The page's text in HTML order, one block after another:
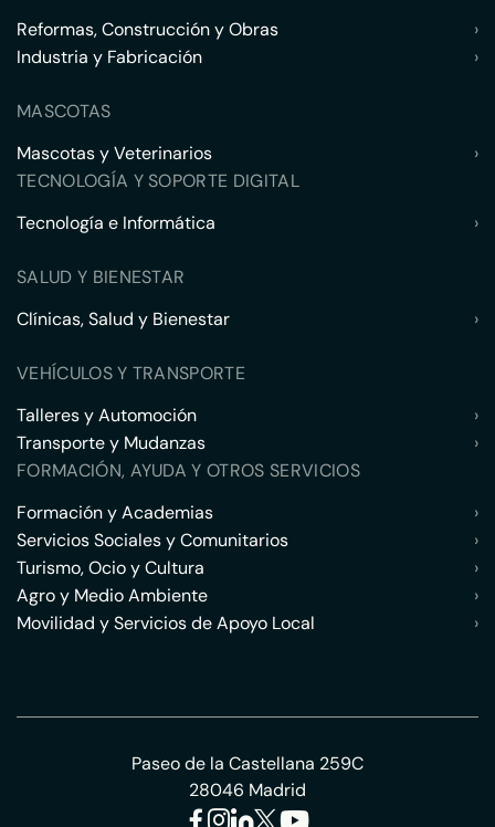
Reformas, Construcción y Obras
›
Industria y Fabricación
›
MASCOTAS
Mascotas y Veterinarios
›
TECNOLOGÍA Y SOPORTE DIGITAL
Tecnología e Informática
›
SALUD Y BIENESTAR
Clínicas, Salud y Bienestar
›
VEHÍCULOS Y TRANSPORTE
Talleres y Automoción
›
Transporte y Mudanzas
›
FORMACIÓN, AYUDA Y OTROS SERVICIOS
Formación y Academias
›
Servicios Sociales y Comunitarios
›
Turismo, Ocio y Cultura
›
Agro y Medio Ambiente
›
Movilidad y Servicios de Apoyo Local
›
Paseo de la Castellana 259C
28046 Madrid